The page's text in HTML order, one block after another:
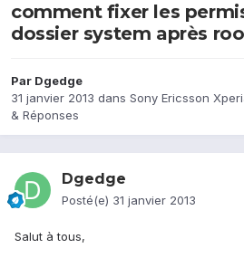
comment fixer les
dossier system après
Par Dgedge
31 janvier 2013 dans Sony Ericsson
& Réponses
Dgedge
Posté(e) 31 janvier 2013
Salut à tous,